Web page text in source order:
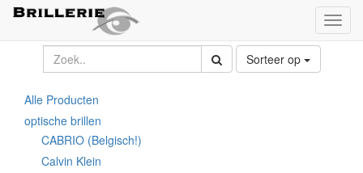
Sorteer op
Alle Producten
optische brillen
CABRIO (Belgisch!)
Calvin Klein